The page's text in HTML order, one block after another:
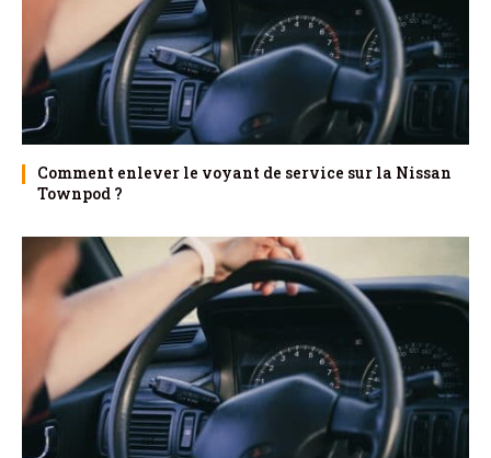
Comment enlever le voyant de service sur la Nissan
Townpod ?